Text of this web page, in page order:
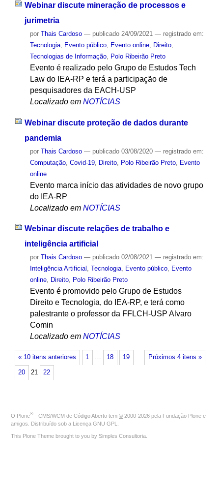
Webinar discute mineração de processos e
jurimetria
por Thais Cardoso — publicado24/09/2021 — registrado em:
Tecnologia, Evento público, Evento online, Direito,
Tecnologias de Informação, Polo Ribeirão Preto
Evento é realizado pelo Grupo de Estudos Tech
Law do IEA-RP e terá a participação de
pesquisadores da EACH-USP
Localizado em NOTÍCIAS
Webinar discute proteção de dados durante
pandemia
por Thais Cardoso — publicado03/08/2020 — registrado em:
Computação, Covid-19, Direito, Polo Ribeirão Preto, Evento
online
Evento marca início das atividades de novo grupo
do IEA-RP
Localizado em NOTÍCIAS
Webinar discute relações de trabalho e
inteligência artificial
por Thais Cardoso — publicado02/08/2021 — registrado em:
Inteligência Artificial , Tecnologia, Evento público, Evento
online, Direito, Polo Ribeirão Preto
Evento é promovido pelo Grupo de Estudos
Direito e Tecnologia, do IEA-RP, e terá como
palestrante o professor da FFLCH-USP Alvaro
Comin
Localizado em NOTÍCIAS
« 10 itens anteriores Próximos 4 itens »
1 … 18 19
20 21 22
O Plone® - CMS/WCM de Código Aberto tem © 2000-2026 pela Fundação Plone e
amigos. Distribuído sob a Licença GNU GPL
This Plone Theme brought to you by Simples Consultoria